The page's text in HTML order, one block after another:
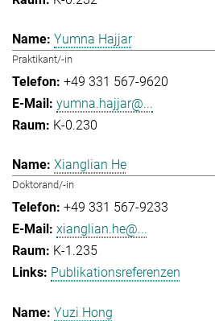
Yumna Hajjar
Praktikant/-in
+49 331 567-9620
yumna.hajjar@...
K-0.230
Xianglian He
Doktorand/-in
+49 331 567-9233
xianglian.he@...
K-1.235
Publikationsreferenzen
Yuzi Hong